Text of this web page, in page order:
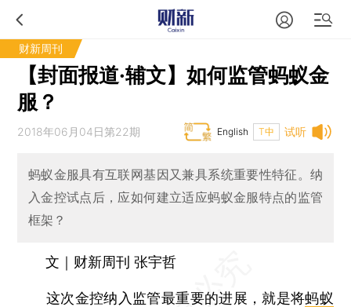
财新周刊
【封面报道·辅文】如何监管蚂蚁金
服？
试听
2018年06月04日第22期 T中
English
蚂蚁金服具有互联网基因又兼具系统重要性特征。纳
入金控试点后，应如何建立适应蚂蚁金服特点的监管
框架？
文｜财新周刊 张宇哲
这次金控纳入监管最重要的进展，就是将蚂蚁